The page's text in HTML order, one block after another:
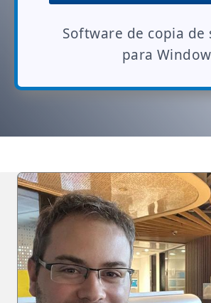
Software de copia de
para